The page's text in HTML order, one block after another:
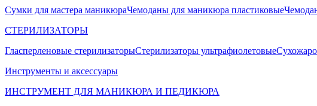
Сумки для мастера маникюраЧемоданы для маникюра пластиковые
СТЕРИЛИЗАТОРЫ
Гласперленовые стерилизаторыСтерилизаторы ультрафиолетовые
Инструменты и аксессуары
ИНСТРУМЕНТ ДЛЯ МАНИКЮРА И ПЕДИКЮРА